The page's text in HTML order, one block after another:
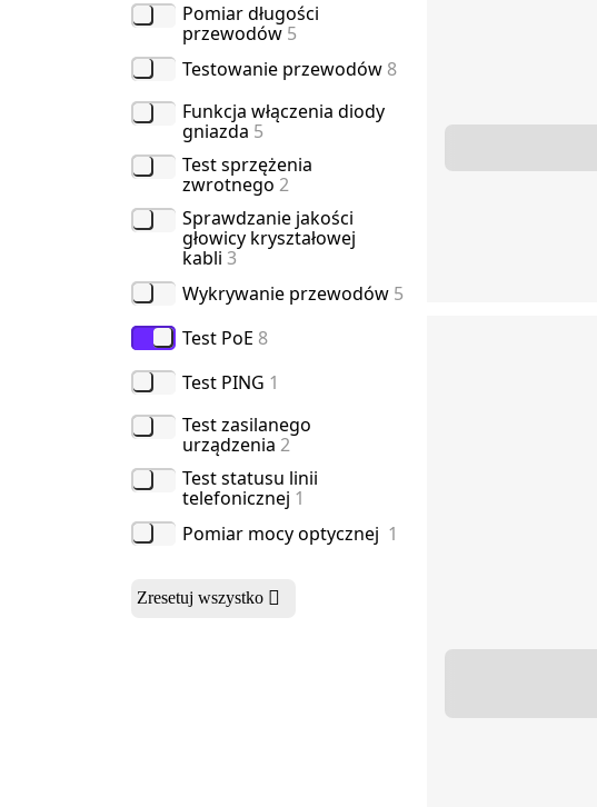
Pomiar długości
przewodów 5
Testowanie przewodów 8
Funkcja włączenia diody
gniazda 5
Test sprzężenia
zwrotnego 2
Sprawdzanie jakości
głowicy kryształowej
kabli 3
Wykrywanie przewodów 5
Test PoE 8
Test PING 1
Test zasilanego
urządzenia 2
Test statusu linii
telefonicznej 1
Pomiar mocy optycznej 1
Zresetuj wszystko